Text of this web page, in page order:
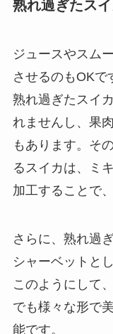
熟れ過ぎたス
ジュースやスム
させるのもOKで
熟れ過ぎたスイ
れませんし、果
もあります。そ
るスイカは、ミ
加工することで
さらに、熟れ過
シャーベットと
このようにして
でも様々な形で
能です。